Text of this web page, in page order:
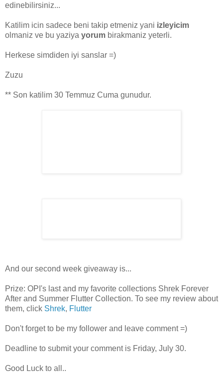
edinebilirsiniz...
Katilim icin sadece beni takip etmeniz yani izleyicim
olmaniz ve bu yaziya yorum birakmaniz yeterli.
Herkese simdiden iyi sanslar =)
Zuzu
** Son katilim 30 Temmuz Cuma gunudur.
And our second week giveaway is...
Prize: OPI's last and my favorite collections Shrek Forever
After and Summer Flutter Collection. To see my review about
them, click Shrek, Flutter
Don't forget to be my follower and leave comment =)
Deadline to submit your comment is Friday, July 30.
Good Luck to all..